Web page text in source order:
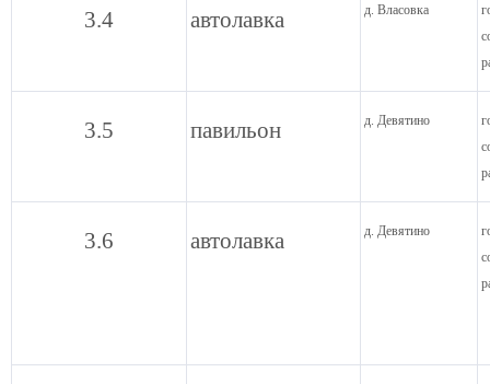
3.4 автолавка д. Власовка
3.5 павильон д. Девятино
3.6 автолавка д. Девятино